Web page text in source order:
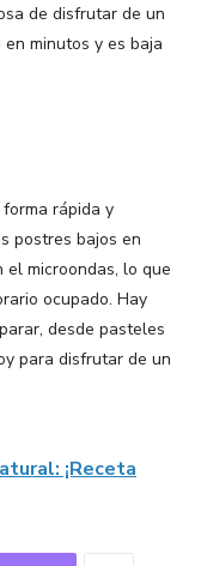
de disfrutar de un
minutos y es baja
rápida y
postres bajos en
microondas, lo que
ocupado. Hay
desde pasteles
para disfrutar de un
¡Receta